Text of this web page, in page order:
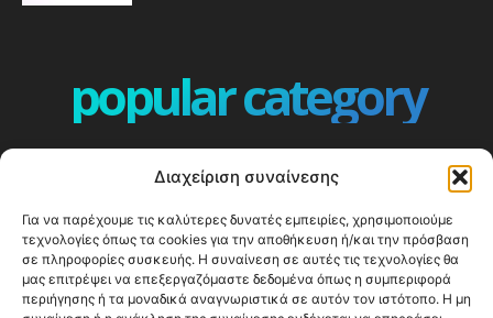
Διαχείριση συναίνεσης
Για να παρέχουμε τις καλύτερες δυνατές εμπειρίες, χρησιμοποιούμε
τεχνολογίες όπως τα cookies για την αποθήκευση ή/και την πρόσβαση
σε πληροφορίες συσκευής. Η συναίνεση σε αυτές τις τεχνολογίες θα
μας επιτρέψει να επεξεργαζόμαστε δεδομένα όπως η συμπεριφορά
περιήγησης ή τα μοναδικά αναγνωριστικά σε αυτόν τον ιστότοπο. Η μη
popular category
360
ΕΥΡΩΠΗ
332
ΚΟΣΜΟΣ - WORLD
328
Top10
303